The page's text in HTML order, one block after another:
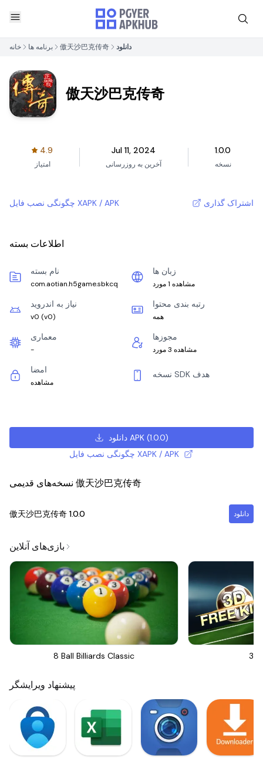
خانه برنامه ها 傲天沙巴克传奇 دانلود
傲天沙巴克传奇
4.9
امتیاز
Jul 11, 2024
آخرین به روزرسانی
1.0.0
نسخه
چگونگی نصب فایل XAPK / APK اشتراک گذاری
اطلاعات بسته
نام بسته
com.aotian.h5game.sbkcq
زبان ها
مشاهده 1 مورد
نیاز به اندروید
v0 (v0)
رتبه بندی محتوا
همه
معماری
-
مجوزها
مشاهده 3 مورد
امضا
مشاهده
نسخه SDK هدف
دانلود APK(1.0.0)
چگونگی نصب فایل XAPK / APK
نسخه‌های قدیمی 傲天沙巴克传奇
傲天沙巴克传奇 1.0.0 دانلود
بازی‌های آنلاین
8 Ball Billiards Classic 3D
پیشنهاد ویرایشگر